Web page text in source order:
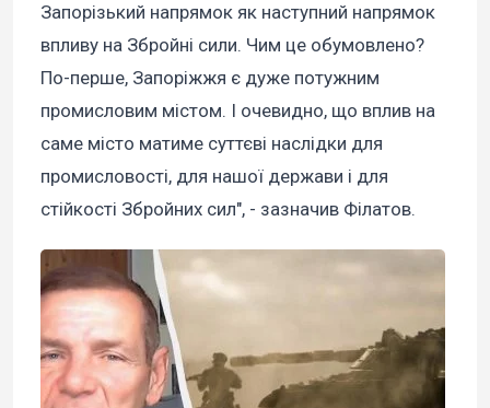
Запорізький напрямок як наступний напрямок
впливу на Збройні сили. Чим це обумовлено?
По-перше, Запоріжжя є дуже потужним
промисловим містом. І очевидно, що вплив на
саме місто матиме суттєві наслідки для
промисловості, для нашої держави і для
стійкості Збройних сил", - зазначив Філатов.